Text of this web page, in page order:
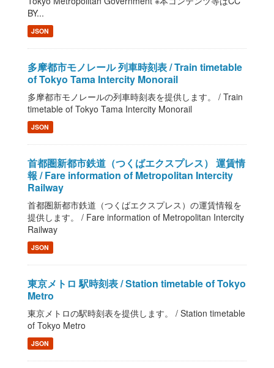
BY...
JSON
多摩都市モノレール 列車時刻表 / Train timetable
of Tokyo Tama Intercity Monorail
多摩都市モノレールの列車時刻表を提供します。 / Train
timetable of Tokyo Tama Intercity Monorail
JSON
首都圏新都市鉄道（つくばエクスプレス） 運賃情
報 / Fare information of Metropolitan Intercity
Railway
首都圏新都市鉄道（つくばエクスプレス）の運賃情報を
提供します。 / Fare information of Metropolitan Intercity
Railway
JSON
東京メトロ 駅時刻表 / Station timetable of Tokyo
Metro
東京メトロの駅時刻表を提供します。 / Station timetable
of Tokyo Metro
JSON